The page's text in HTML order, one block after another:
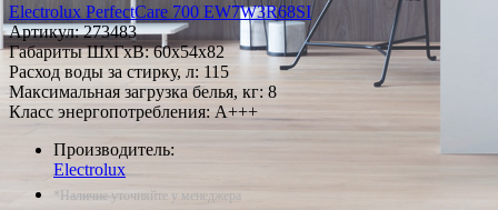
Electrolux PerfectCare 700 EW7W3R68SI
Артикул:273483
Габариты ШxГxВ: 60x54x82
Расход воды за стирку, л: 115
Максимальная загрузка белья, кг: 8
Класс энергопотребления: A+++
Производитель:
Electrolux
*Наличие уточняйте у менеджера